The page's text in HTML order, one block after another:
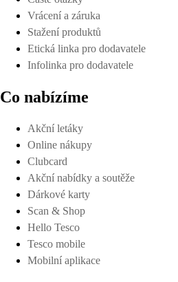
Vrácení a záruka
Stažení produktů
Etická linka pro dodavatele
Infolinka pro dodavatele
Co nabízíme
Akční letáky
Online nákupy
Clubcard
Akční nabídky a soutěže
Dárkové karty
Scan & Shop
Hello Tesco
Tesco mobile
Mobilní aplikace